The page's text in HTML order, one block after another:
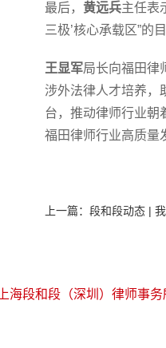
最后， 黄远兵主任表
三极’核心承载区”的
王显军局长向福田律
涉外法律人才培养，
台，推动律师行业朝
福田律师行业高质量
上一篇： 段和段动态 |
海段和段（深圳）律师事